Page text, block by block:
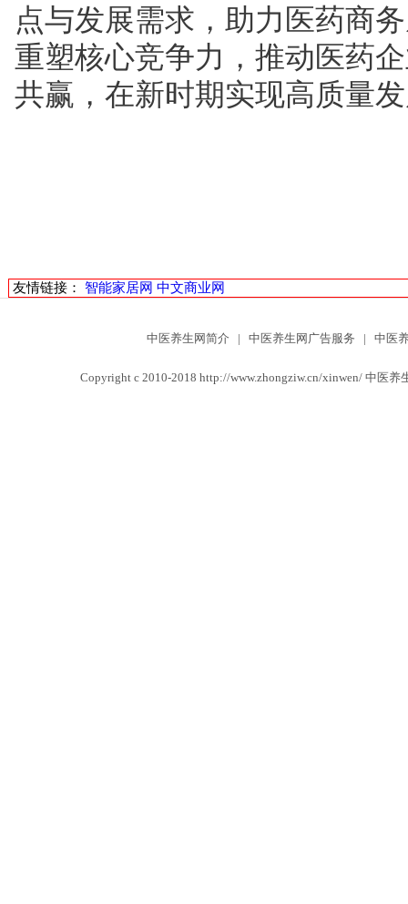
点与发展需求，助力医药商
重塑核心竞争力，推动医药
共赢，在新时期实现高质量
友情链接： 智能家居网 中文商业网
中医养生网简介 | 中医养生网广告服务 | 中医
Copyright c 2010-2018 http://www.zhongziw.cn/xinwen/ 中医